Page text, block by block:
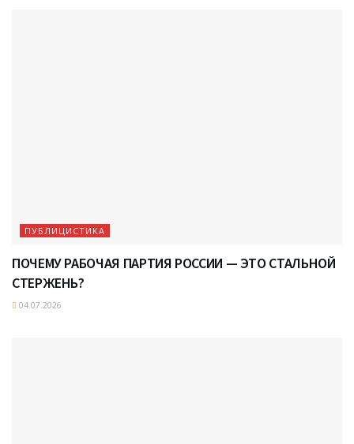
ПУБЛИЦИСТИКА
ПОЧЕМУ РАБОЧАЯ ПАРТИЯ РОССИИ — ЭТО СТАЛЬНОЙ
СТЕРЖЕНЬ?
04.07.2026